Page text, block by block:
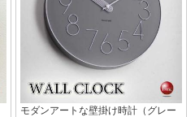
モダンアートな壁掛け時計（グレー